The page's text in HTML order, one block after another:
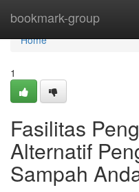
bookmark-group
Home
Home
1
Fasilitas
Alternatif
Sampah